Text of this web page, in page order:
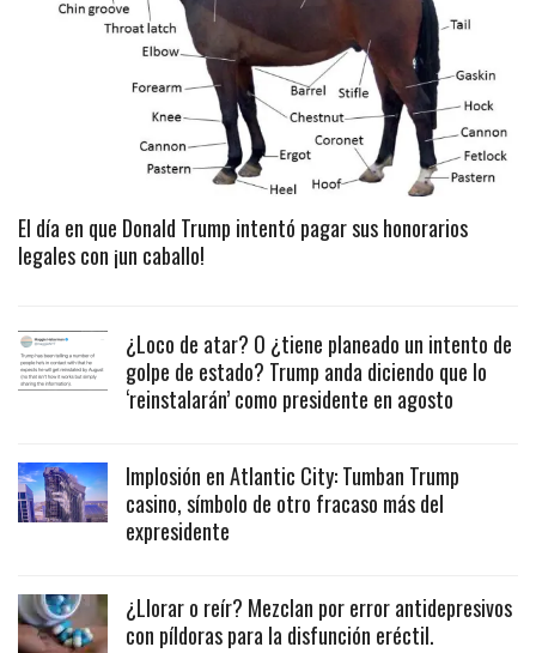
El día en que Donald Trump intentó pagar sus honorarios
legales con ¡un caballo!
¿Loco de atar? O ¿tiene planeado un intento de
golpe de estado? Trump anda diciendo que lo
‘reinstalarán’ como presidente en agosto
Implosión en Atlantic City: Tumban Trump
casino, símbolo de otro fracaso más del
expresidente
¿Llorar o reír? Mezclan por error antidepresivos
con píldoras para la disfunción eréctil.